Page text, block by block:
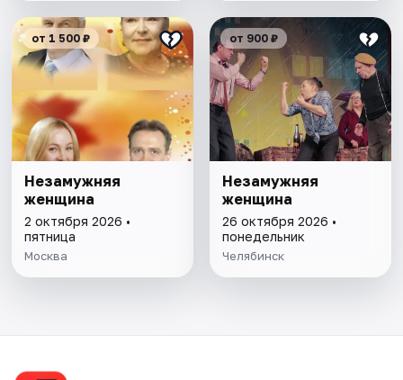
от 1 500 ₽
Незамужняя
женщина
2 октября 2026 •
пятница
Москва
от 900 ₽
Незамужняя
женщина
26 октября 2026 •
понедельник
Челябинск